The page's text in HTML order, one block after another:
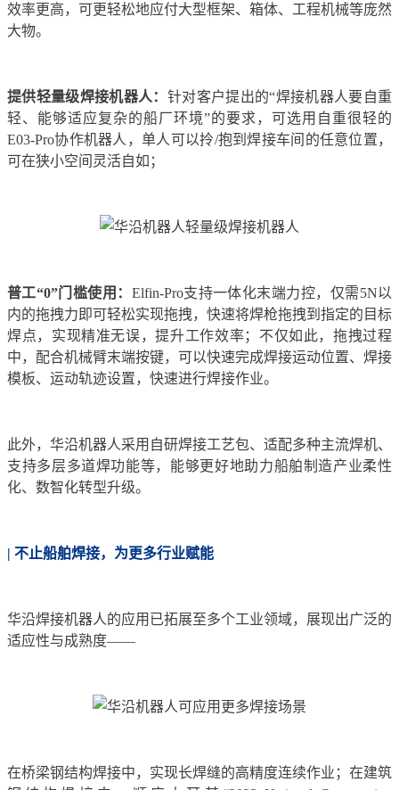
效率更高，可更轻松地应付大型框架、箱体、工程机械等庞然
大物。
提供轻量级焊接机器人： 针对客户提出的“焊接机器人要自重
轻、能够适应复杂的船厂环境”的要求，可选用自重很轻的
E03-Pro协作机器人，单人可以拎/抱到焊接车间的任意位置，
可在狭小空间灵活自如；
普工“0”门槛使用： Elfin-Pro支持一体化末端力控，仅需5N以
内的拖拽力即可轻松实现拖拽，快速将焊枪拖拽到指定的目标
焊点，实现精准无误，提升工作效率；不仅如此，拖拽过程
中，配合机械臂末端按键，可以快速完成焊接运动位置、焊接
模板、运动轨迹设置，快速进行焊接作业。
此外，华沿机器人采用自研焊接工艺包、适配多种主流焊机、
支持多层多道焊功能等，能够更好地助力船舶制造产业柔性
化、数智化转型升级。
| 不止船舶焊接，为更多行业赋能
华沿焊接机器人的应用已拓展至多个工业领域，展现出广泛的
适应性与成熟度——
在桥梁钢结构焊接中，实现长焊缝的高精度连续作业；在建筑